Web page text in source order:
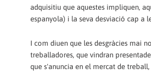
adquisitiu que aquestes impliquen,
espanyola) i la seva desviació cap a
I com diuen que les desgràcies mai
treballadores, que vindran
que s'anuncia en el mercat de